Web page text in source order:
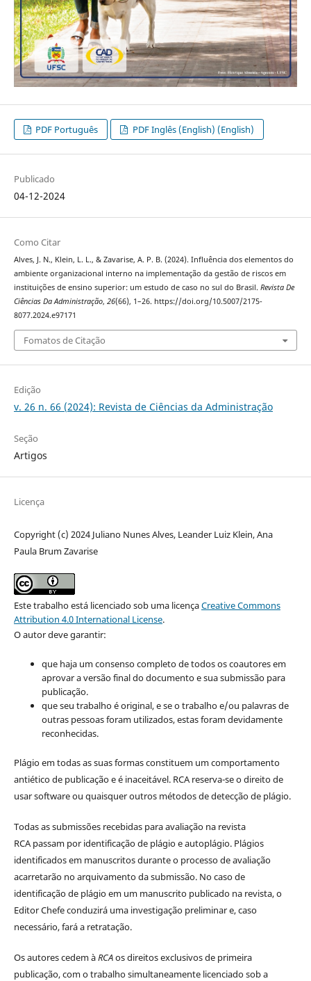
PDF Português PDF Inglês (English) (English)
Publicado
04-12-2024
Como Citar
Alves, J. N., Klein, L. L., & Zavarise, A. P. B. (2024). Influência dos elementos do
ambiente organizacional interno na implementação da gestão de riscos em
instituições de ensino superior: um estudo de caso no sul do Brasil. Revista De
Ciências Da Administração, 26(66), 1–26. https://doi.org/10.5007/2175-
8077.2024.e97171
Fomatos de Citação
Edição
v. 26 n. 66 (2024): Revista de Ciências da Administração
Seção
Artigos
Licença
Copyright (c) 2024 Juliano Nunes Alves, Leander Luiz Klein, Ana
Paula Brum Zavarise
Este trabalho está licenciado sob uma licençaCreative Commons
Attribution 4.0 International License.
O autor deve garantir:
que haja um consenso completo de todos os coautores em
aprovar a versão final do documento e sua submissão para
publicação.
que seu trabalho é original, e se o trabalho e/ou palavras de
outras pessoas foram utilizados, estas foram devidamente
reconhecidas.
Plágio em todas as suas formas constituem um comportamento
antiético de publicação e é inaceitável. RCA reserva-se o direito de
usar software ou quaisquer outros métodos de detecção de plágio.
Todas as submissões recebidas para avaliação na revista
RCA passam por identificação de plágio e autoplágio. Plágios
identificados em manuscritos durante o processo de avaliação
acarretarão no arquivamento da submissão. No caso de
identificação de plágio em um manuscrito publicado na revista, o
Editor Chefe conduzirá uma investigação preliminar e, caso
necessário, fará a retratação.
Os autores cedem àRCAos direitos exclusivos de primeira
publicação, com o trabalho simultaneamente licenciado sob a